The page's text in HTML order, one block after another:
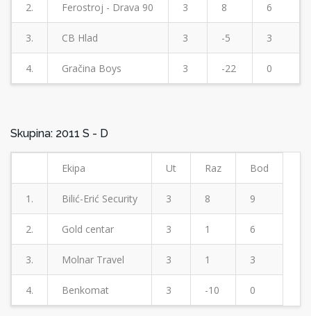
2. Ferostroj - Drava 90 3 8 6
3. CB Hlad 3 -5 3
4. Gračina Boys 3 -22 0
Skupina: 2011 S - D
Ekipa Ut Raz Bod
1. Bilić-Erić Security 3 8 9
2. Gold centar 3 1 6
3. Molnar Travel 3 1 3
4. Benkomat 3 -10 0